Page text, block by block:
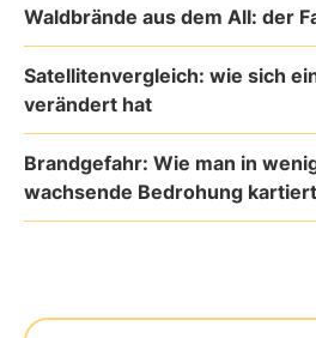
Waldbrände aus dem All: der
Satellitenvergleich: wie sich
verändert hat
Brandgefahr: Wie man in
wachsende Bedrohung kartiert